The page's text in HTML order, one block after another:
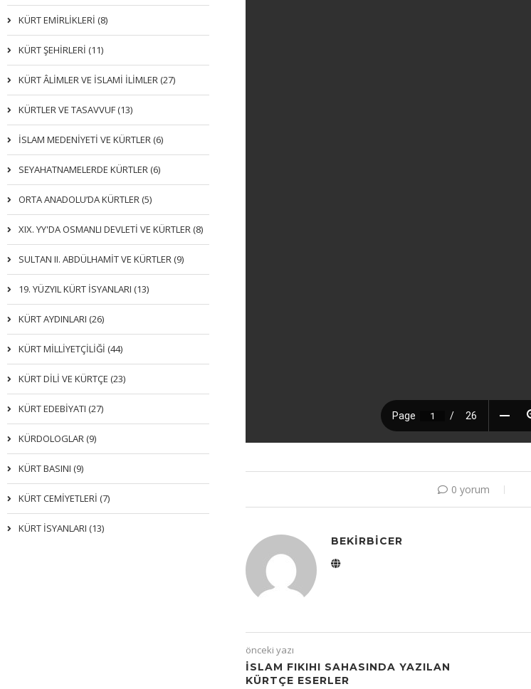
0 yorum
BEKIRBICER
önceki yazı
İSLAM FIKIHI SAHASINDA YAZILAN
KÜRTÇE ESERLER
KÜRT EMİRLİKLERİ (8)
KÜRT ŞEHİRLERİ (11)
KÜRT ÂLİMLER VE İSLAMİ İLİMLER (27)
KÜRTLER VE TASAVVUF (13)
İSLAM MEDENİYETİ VE KÜRTLER (6)
SEYAHATNAMELERDE KÜRTLER (6)
ORTA ANADOLU’DA KÜRTLER (5)
XIX. YY'DA OSMANLI DEVLETI VE KÜRTLER (8)
SULTAN II. ABDÜLHAMİT VE KÜRTLER (9)
19. YÜZYIL KÜRT İSYANLARI (13)
KÜRT AYDINLARI (26)
KÜRT MİLLİYETÇİLİĞİ (44)
KÜRT DİLİ VE KÜRTÇE (23)
KÜRT EDEBİYATI (27)
KÜRDOLOGLAR (9)
KÜRT BASINI (9)
KÜRT CEMİYETLERİ (7)
KÜRT İSYANLARI (13)